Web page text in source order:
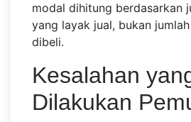
modal dihitung berdasarkan
yang layak jual, bukan
dibeli.
Kesalahan
Dilakukan